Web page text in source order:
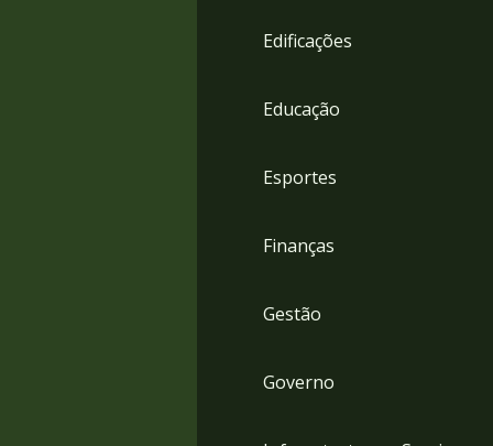
Edificações
Educação
Esportes
Finanças
Gestão
Governo